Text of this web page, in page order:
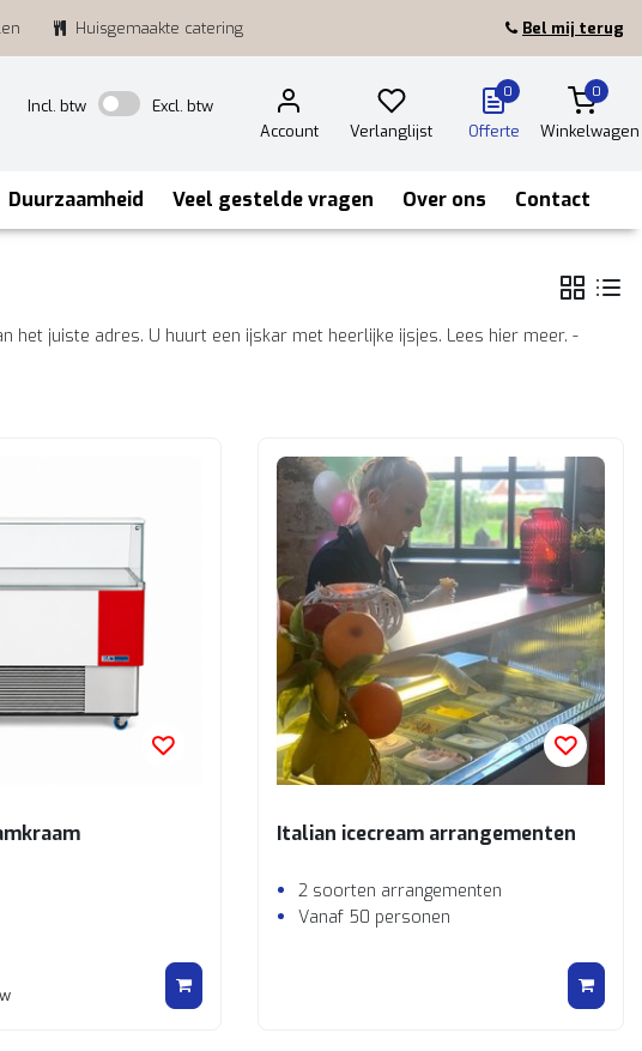
Huisgemaakte catering Bel mij terug
Incl. btw
Excl. btw
Account
Verlanglijst
0
Offerte
0
Winkelwagen
Duurzaamheid Veel gestelde vragen Over ons Contact
het juiste adres. U huurt een ijskar met heerlijke ijsjes. Lees hier meer. -
Italian icecream arrangementen
2 soorten arrangementen
Vanaf 50 personen